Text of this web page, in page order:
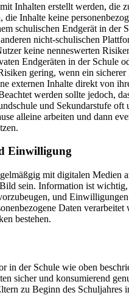
Inhalten erstellt werden, die
die Inhalte keine
schulischen Endgerät in der
nicht-schulischen
keine nenneswerten
Endgeräten in der Schule
gering, wenn ein
externen Inhalte direkt von
werden sollte jedoch,
und Sekundarstufe oft
alleine arbeiten und dann
Einwilligung
mit digitalen Medien
sein. Information ist
und
Daten verarbeitet
bestehen.
in der Schule wie oben
sicher und konsumierend
zu Beginn des Schuljahres